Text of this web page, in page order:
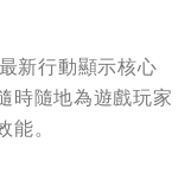
新行動顯示核心
時隨地為遊戲玩家
。